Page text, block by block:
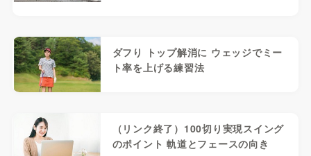
ダフり トップ解消に ウェッジでミー
ト率を上げる練習法
（リンク終了）100切り実現スイング
のポイント 軌道とフェースの向き